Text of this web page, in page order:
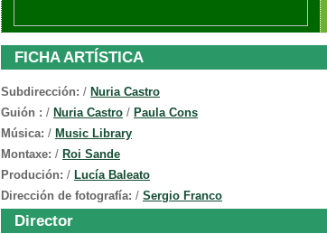
FICHA ARTÍSTICA
Subdirección: / Nuria Castro
Guión : / Nuria Castro / Paula Cons
Música: / Music Library
Montaxe: / Roi Sande
Produción: / Lucía Baleato
Dirección de fotografía: / Sergio Franco
Director